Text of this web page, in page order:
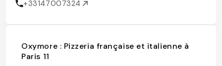
+33147007324
Oxymore : Pizzeria française et italienne à
Paris 11